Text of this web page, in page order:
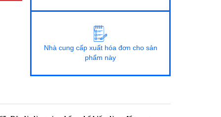
Nhà cung cấp xuất hóa đơn cho sản
phẩm này